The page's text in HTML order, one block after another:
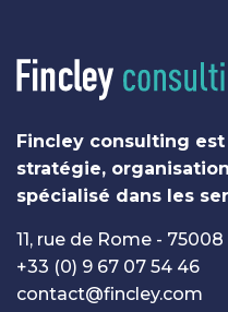
Fincley consulting
stratégie,
spécialisé dans les
11, rue de Rome -
+33 (0) 9 67 07 54 46
contact@fincley.com